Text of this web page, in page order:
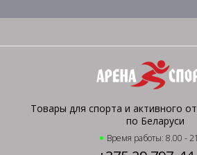
Товары для спорта и активного
по Беларуси
Время работы: 8.00 -